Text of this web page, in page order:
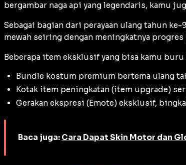
bergambar naga api yang legendaris, kamu
Sebagai bagian dari perayaan ulang tahun
mewah seiring dengan meningkatnya
Beberapa item eksklusif yang bisa kamu
Bundle kostum premium bertema ulang
Kotak item peningkatan (item upgrade)
Gerakan ekspresi (Emote) eksklusif,
Baca juga: Cara Dapat Skin Motor dan